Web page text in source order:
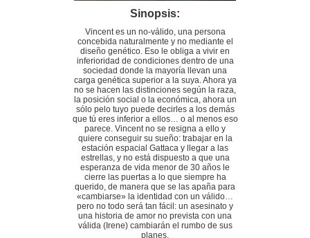
Sinopsis:
Vincent es un no-válido, una persona
concebida naturalmente y no mediante el
diseño genético. Eso le obliga a vivir en
inferioridad de condiciones dentro de una
sociedad donde la mayoría llevan una
carga genética superior a la suya. Ahora ya
no se hacen las distinciones según la raza,
la posición social o la económica, ahora un
sólo pelo tuyo puede decirles a los demás
que tú eres inferior a ellos… o al menos eso
parece. Vincent no se resigna a ello y
quiere conseguir su sueño: trabajar en la
estación espacial Gattaca y llegar a las
estrellas, y no está dispuesto a que una
esperanza de vida menor de 30 años le
cierre las puertas a lo que siempre ha
querido, de manera que se las apaña para
«cambiarse» la identidad con un válido…
pero no todo será tan fácil: un asesinato y
una historia de amor no prevista con una
válida (Irene) cambiarán el rumbo de sus
planes.